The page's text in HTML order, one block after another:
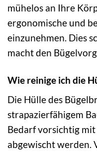
mühelos an Ihre
ergonomische und
einzunehmen. Dies
macht den
Wie reinige ich die
Die Hülle des
strapazierfähigem
Bedarf vorsichtig
abgewischt werden.